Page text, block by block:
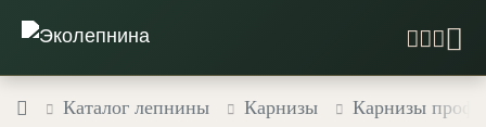
Каталог лепнины Карнизы Карнизы